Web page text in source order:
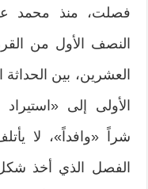
فصلت، منذ محمد
النصف الأول من
العشرين، بين الحداثة
الأولى إلى «استيراد
شراً «وافداً»، لا
الفصل الذي أخذ شكل